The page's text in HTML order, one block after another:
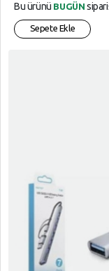
Bu ürünü BUGÜN
Sepete Ekle